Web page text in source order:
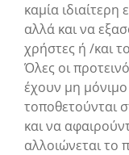
καμία
αλλά και να
χρήστες ή /και
Όλες οι
έχουν μη
τοποθετούνται
και να
αλλοιώνεται το